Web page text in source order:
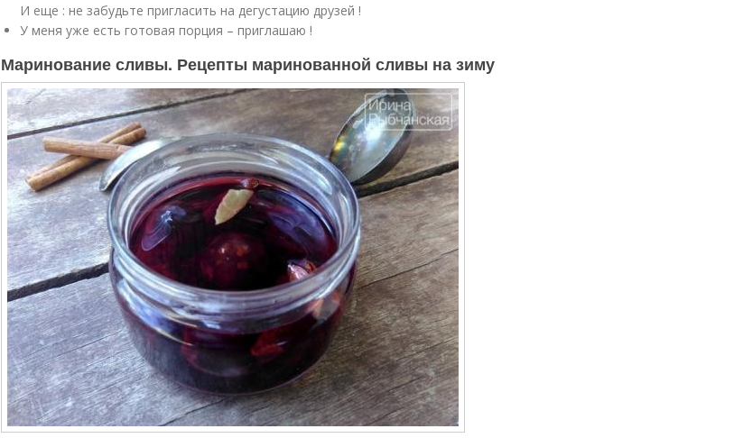
И еще : не забудьте пригласить на дегустацию друзей !
У меня уже есть готовая порция – приглашаю !
Маринование сливы. Рецепты маринованной сливы на зиму